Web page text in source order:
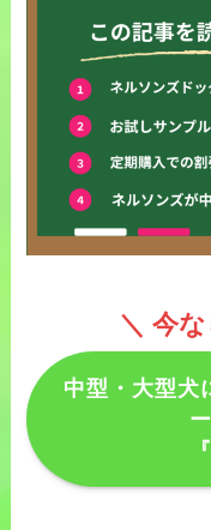
＼ 今
中型・大型犬